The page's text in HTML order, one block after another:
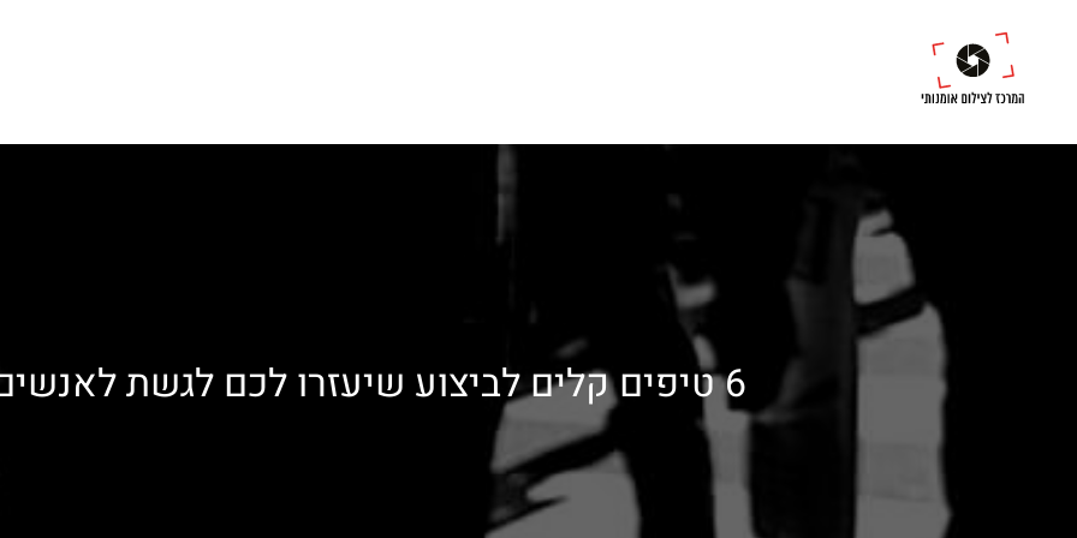
6 טיפים קלים לביצוע שיעזרו לכם לגשת לאנשים בצילום רחוב